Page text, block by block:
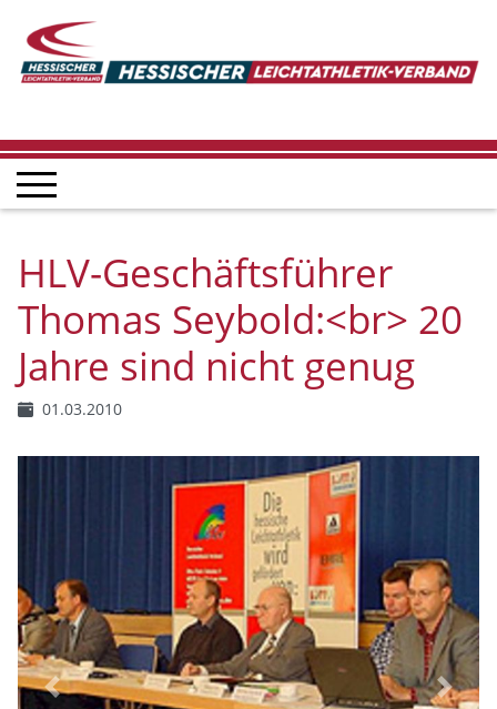
HLV-Geschäftsführer
Thomas Seybold:<br> 20
Jahre sind nicht genug
01.03.2010
Previous Next